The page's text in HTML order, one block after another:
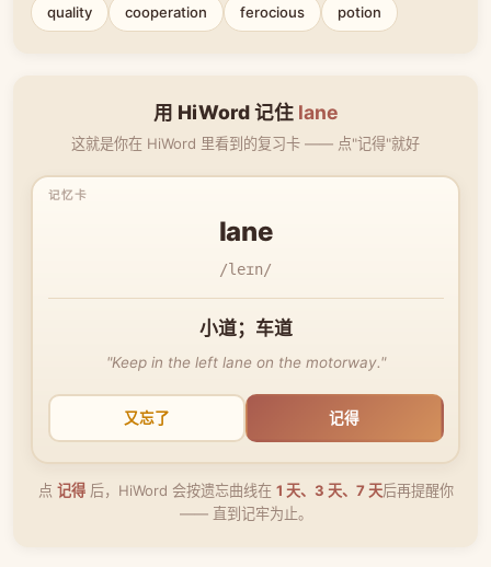
quality cooperation ferocious potion
用 HiWord 记住 lane
这就是你在 HiWord 里看到的复习卡 —— 点"记得"就好
lane
/leɪn/
小道；车道
"Keep in the left lane on the motorway."
又忘了 记得
点 记得后，HiWord 会按遗忘曲线在 1 天、3 天、7 天后再提醒你
—— 直到记牢为止。